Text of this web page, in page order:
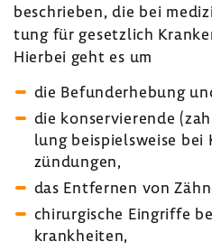
beschrieben, die bei
tung für gesetz­lich
Hierbei geht es um
die Befund­er­he­bung
die konser­vie­rende
lung beispiels­weise
zün­dungen,
das Entfernen von
chir­ur­gi­sche Eingriffe
krank­heiten,